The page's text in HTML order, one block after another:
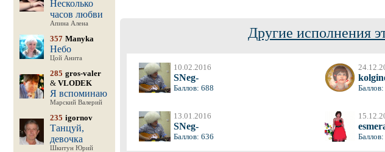
Несколько
часов любви
Апина Алена
357 Manyka
Небо
Цой Анита
285 gros-valer
& VLODEK
Я вспоминаю
Марский Валерий
235 igornov
Танцуй,
девочка
Шкитун Юрий
Другие исполнения
10.02.2016
SNeg-
Баллов: 688
13.01.2016
SNeg-
Баллов: 636